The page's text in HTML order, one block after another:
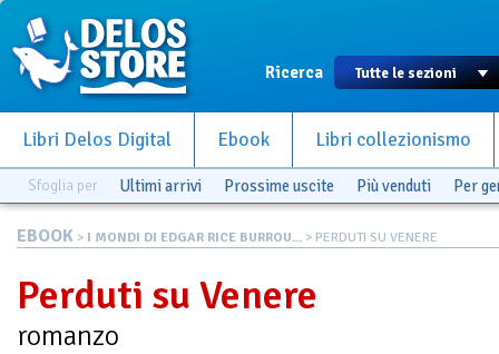
Ricerca
Libri Delos Digital Ebook Libri collezionismo
Sfoglia per Ultimi arrivi Prossime uscite Più venduti Per
EBOOK > I MONDI DI EDGAR RICE BURROU... > PERDUTI SU VENERE
Perduti su Venere
romanzo